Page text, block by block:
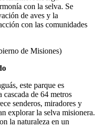
con la selva. Se
de aves y la
con las comunidades
de Misiones)
este parque es
de 64 metros
senderos, miradores y
explorar la selva misionera.
la naturaleza en un